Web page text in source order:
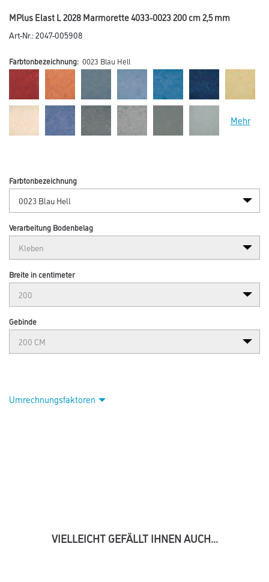
MPlus Elast L 2028 Marmorette 4033-0023 200 cm 2,5 mm
Art-Nr.:2047-005908
Farbtonbezeichnung: 0023 Blau Hell
Mehr
Farbtonbezeichnung
Verarbeitung Bodenbelag
Breite in centimeter
Gebinde
Umrechnungsfaktoren
VIELLEICHT GEFÄLLT IHNEN AUCH...